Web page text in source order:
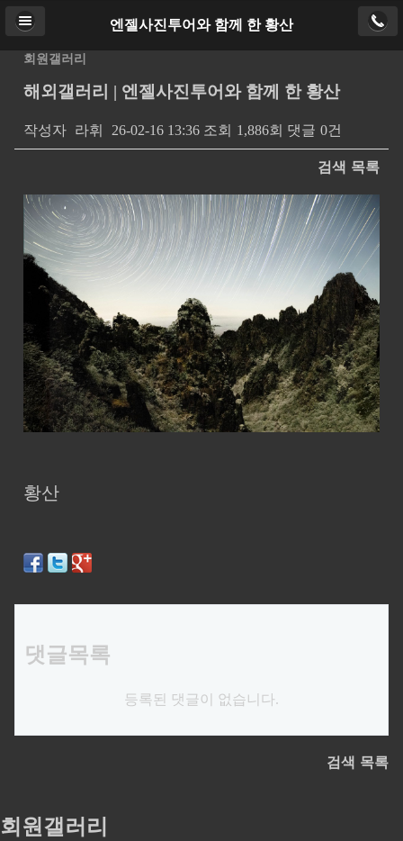
엔젤사진투어와 함께 한 황산
회원갤러리
해외갤러리 | 엔젤사진투어와 함께 한 황산
작성자 라휘 26-02-16 13:36 조회 1,886회 댓글 0건
검색 목록
본문
황산
댓글목록
등록된 댓글이 없습니다.
검색 목록
회원갤러리
Home 로그인 PC버전
Copyright ⓒhttp://ajtour.kr . All rights reserved.